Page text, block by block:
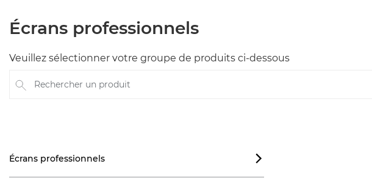
Écrans professionnels
Veuillez sélectionner votre groupe de produits ci-dessous
Rechercher un produit
Écrans professionnels 